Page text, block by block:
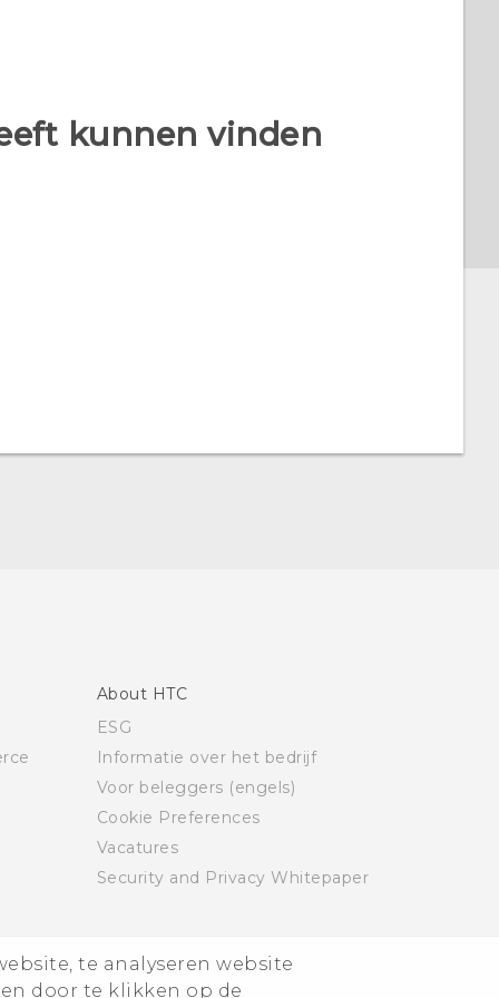
te analyseren website
door te klikken op de
kunnen vinden
About HTC
ESG
Informatie over het bedrijf
Voor beleggers (engels)
Cookie Preferences
Vacatures
Security and Privacy Whitepaper